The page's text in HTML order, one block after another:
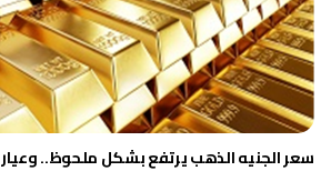
سعر الجنيه الذهب يرتفع بشكل ملحوظ.. وعيار 21 مفاجأة